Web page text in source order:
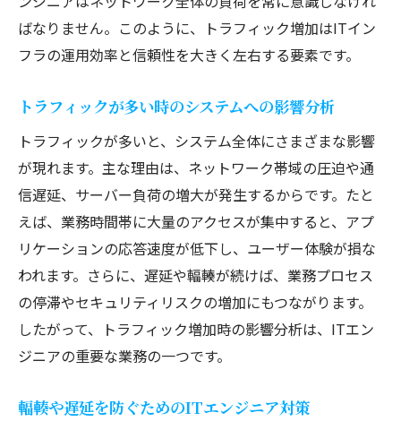
セキュリティ強化へ繋がるトラフィック管理の
実践
ITエンジニアによるトラフィック管理の重
トラフィック管理がセキュリティ強化に貢
献
ITエンジニアが実践する安全な管理手法の
紹介
トラフィックデータ活用でリスクを予防す
ネットワークトラフィックと攻撃対策の関
連性
実務で役立つトラフィック管理の最前線
ばなりません。このように、トラフィック増加はITイン
フラの運用効率と信頼性を大きく左右する要素です。
トラフィックが多い時のシステムへの影響分析
トラフィックが多いと、システム全体にさまざまな影響
が現れます。主な理由は、ネットワーク帯域の圧迫や通
信遅延、サーバー負荷の増大が発生するからです。たと
えば、業務時間帯に大量のアクセスが集中すると、アプ
リケーションの応答速度が低下し、ユーザー体験が損な
われます。さらに、遅延や輻輳が続けば、業務プロセス
の停滞やセキュリティリスクの増加にもつながります。
したがって、トラフィック増加時の影響分析は、ITエン
ジニアの重要な業務の一つです。
輻輳や遅延を防ぐためのITエンジニア対策